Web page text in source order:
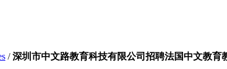
/深圳市中文路教育科技有限公司招聘法国中文教育